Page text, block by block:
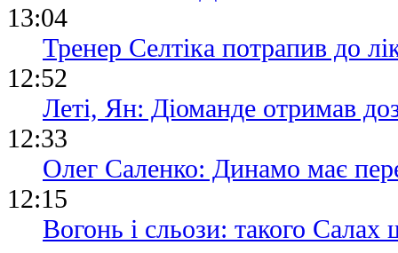
13:04
Тренер Селтіка потрапив до
12:52
Леті, Ян: Діоманде отримав
12:33
Олег Саленко: Динамо має
12:15
Вогонь і сльози: такого Салах